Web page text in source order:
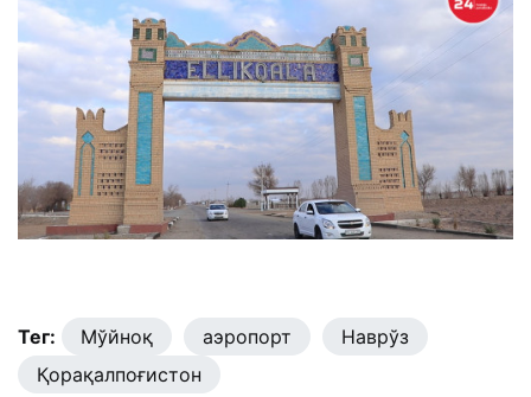
Тег: Мўйноқ аэропорт
Наврўз
Қорақалпоғистон